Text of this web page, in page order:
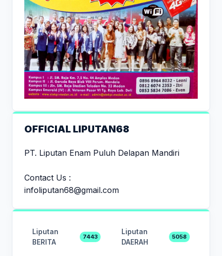
OFFICIAL LIPUTAN68
PT. Liputan Enam Puluh Delapan Mandiri
Contact Us :
infoliputan68@gmail.com
Liputan
BERITA
7443
Liputan
DAERAH
5058